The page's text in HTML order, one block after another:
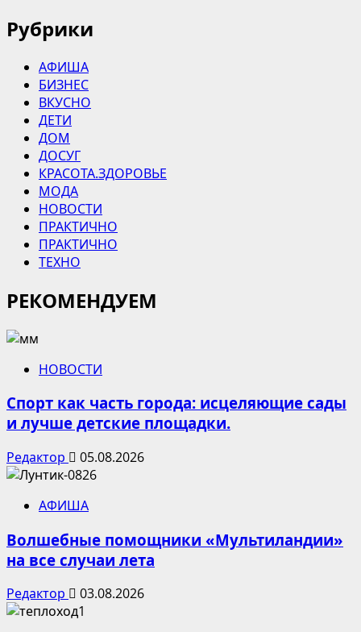
Рубрики
АФИША
БИЗНЕС
ВКУСНО
ДЕТИ
ДОМ
ДОСУГ
КРАСОТА.ЗДОРОВЬЕ
МОДА
НОВОСТИ
ПРАКТИЧНО
ПРАКТИЧНО
ТЕХНО
РЕКОМЕНДУЕМ
НОВОСТИ
Спорт как часть города: исцеляющие сады
и лучше детские площадки.
Редактор 05.08.2026
АФИША
Волшебные помощники «Мультиландии»
на все случаи лета
Редактор 03.08.2026